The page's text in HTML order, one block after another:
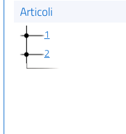
Articoli
1
2